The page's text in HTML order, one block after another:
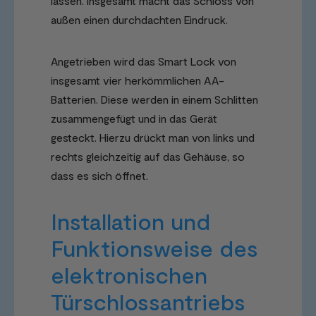
außen einen durchdachten Eindruck.
Angetrieben wird das Smart Lock von
insgesamt vier herkömmlichen AA-
Batterien. Diese werden in einem Schlitten
zusammengefügt und in das Gerät
gesteckt. Hierzu drückt man von links und
rechts gleichzeitig auf das Gehäuse, so
dass es sich öffnet.
Installation und
Funktionsweise des
elektronischen
Türschlossantriebs